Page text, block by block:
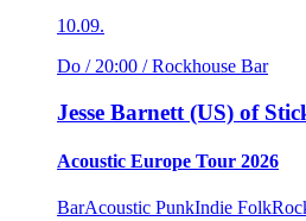
10.09.
Do / 20:00 / Rockhouse Bar
Jesse Barnett (US) of
Acoustic Europe Tour 2026
BarAcoustic PunkIndie Folk